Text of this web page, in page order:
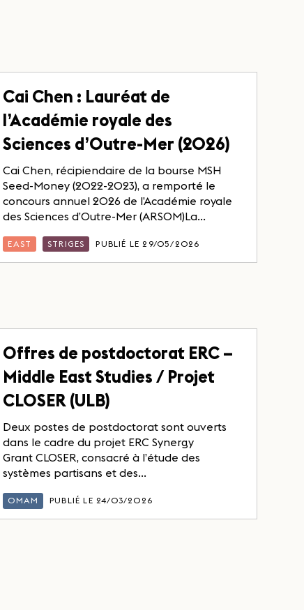
Cai Chen : Lauréat de
l’Académie royale des
Sciences d’Outre-Mer (2026)
Cai Chen, récipiendaire de la bourse MSH
Seed-Money (2022-2023), a remporté le
concours annuel 2026 de l’Académie royale
des Sciences d’Outre-Mer (ARSOM)La...
EAST STRIGES PUBLIÉ LE 29/05/2026
Offres de postdoctorat ERC –
Middle East Studies / Projet
CLOSER (ULB)
Deux postes de postdoctorat sont ouverts
dans le cadre du projet ERC Synergy
Grant CLOSER, consacré à l’étude des
systèmes partisans et des...
OMAM PUBLIÉ LE 24/03/2026